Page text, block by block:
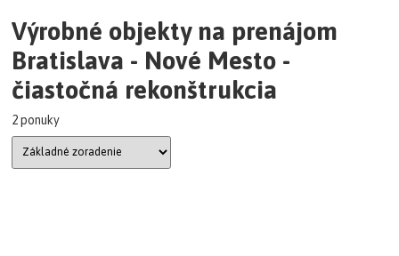
Výrobné objekty na prenájom
Bratislava - Nové Mesto -
čiastočná rekonštrukcia
2 ponuky